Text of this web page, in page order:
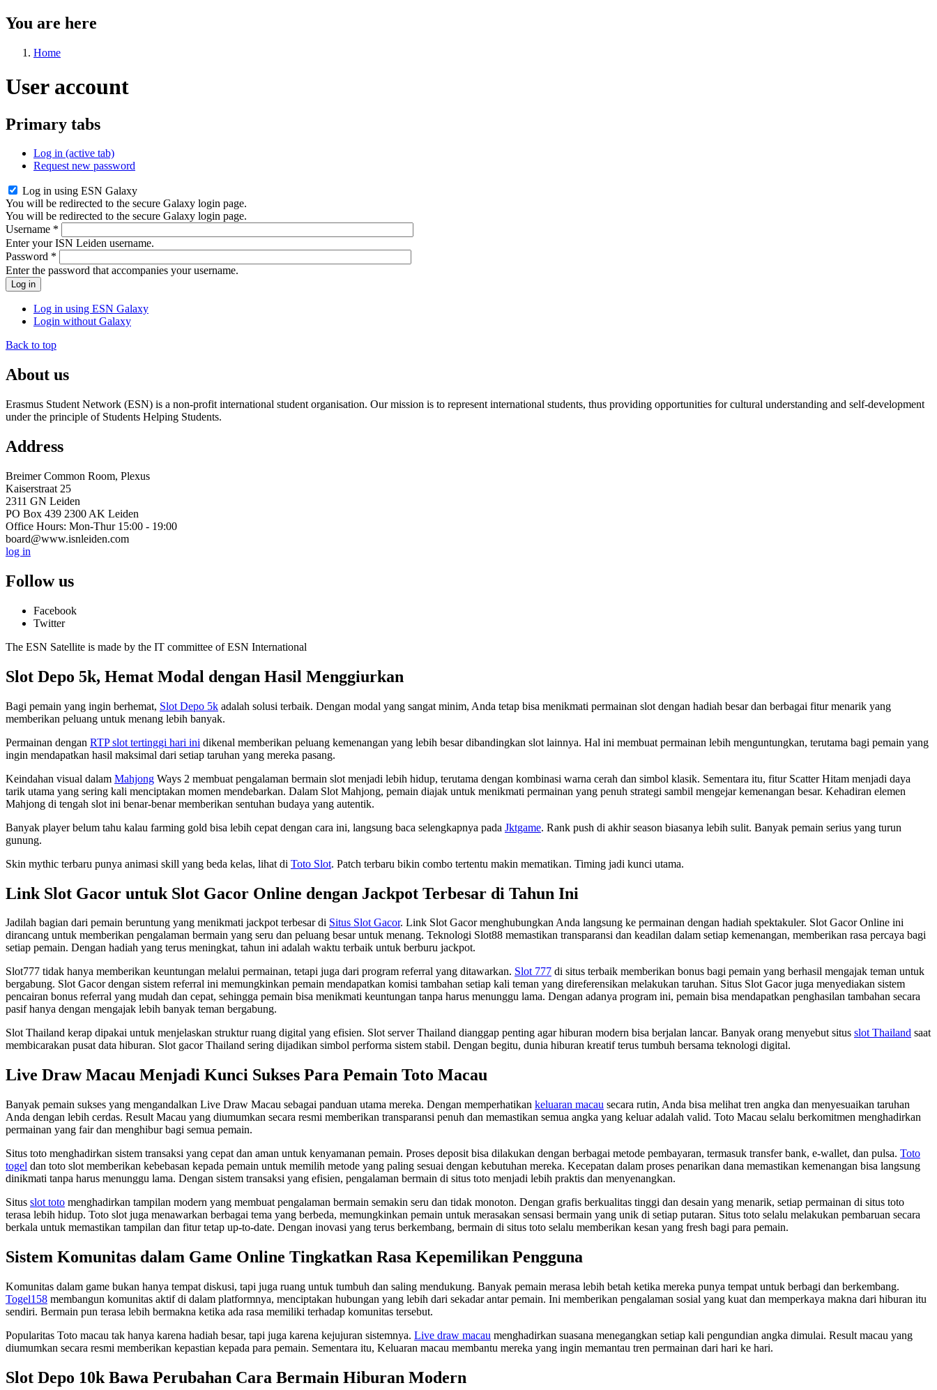
You are here
Home
User account
Primary tabs
Log in (active tab)
Request new password
Log in using ESN Galaxy
You will be redirected to the secure Galaxy login page.
You will be redirected to the secure Galaxy login page.
Username *
Enter your ISN Leiden username.
Password *
Enter the password that accompanies your username.
Log in using ESN Galaxy
Login without Galaxy
Back to top
About us
Erasmus Student Network (ESN) is a non-profit international student organisation. Our mission is to represent international students, thus providing opportunities for cultural understanding and self-development
under the principle of Students Helping Students.
Address
Breimer Common Room, Plexus
Kaiserstraat 25
2311 GN Leiden
PO Box 439 2300 AK Leiden
Office Hours: Mon-Thur 15:00 - 19:00
board@www.isnleiden.com
log in
Follow us
Facebook
Twitter
The ESN Satellite is made by the IT committee of ESN International
Slot Depo 5k, Hemat Modal dengan Hasil Menggiurkan
Bagi pemain yang ingin berhemat, Slot Depo 5k adalah solusi terbaik. Dengan modal yang sangat minim, Anda tetap bisa menikmati permainan slot dengan hadiah besar dan berbagai fitur menarik yang
memberikan peluang untuk menang lebih banyak.
Permainan dengan RTP slot tertinggi hari ini dikenal memberikan peluang kemenangan yang lebih besar dibandingkan slot lainnya. Hal ini membuat permainan lebih menguntungkan, terutama bagi pemain yang
ingin mendapatkan hasil maksimal dari setiap taruhan yang mereka pasang.
Keindahan visual dalam Mahjong Ways 2 membuat pengalaman bermain slot menjadi lebih hidup, terutama dengan kombinasi warna cerah dan simbol klasik. Sementara itu, fitur Scatter Hitam menjadi daya
tarik utama yang sering kali menciptakan momen mendebarkan. Dalam Slot Mahjong, pemain diajak untuk menikmati permainan yang penuh strategi sambil mengejar kemenangan besar. Kehadiran elemen
Mahjong di tengah slot ini benar-benar memberikan sentuhan budaya yang autentik.
Banyak player belum tahu kalau farming gold bisa lebih cepat dengan cara ini, langsung baca selengkapnya pada Jktgame. Rank push di akhir season biasanya lebih sulit. Banyak pemain serius yang turun
gunung.
Skin mythic terbaru punya animasi skill yang beda kelas, lihat di Toto Slot. Patch terbaru bikin combo tertentu makin mematikan. Timing jadi kunci utama.
Link Slot Gacor untuk Slot Gacor Online dengan Jackpot Terbesar di Tahun Ini
Jadilah bagian dari pemain beruntung yang menikmati jackpot terbesar di Situs Slot Gacor. Link Slot Gacor menghubungkan Anda langsung ke permainan dengan hadiah spektakuler. Slot Gacor Online ini
dirancang untuk memberikan pengalaman bermain yang seru dan peluang besar untuk menang. Teknologi Slot88 memastikan transparansi dan keadilan dalam setiap kemenangan, memberikan rasa percaya bagi
setiap pemain. Dengan hadiah yang terus meningkat, tahun ini adalah waktu terbaik untuk berburu jackpot.
Slot777 tidak hanya memberikan keuntungan melalui permainan, tetapi juga dari program referral yang ditawarkan. Slot 777 di situs terbaik memberikan bonus bagi pemain yang berhasil mengajak teman untuk
bergabung. Slot Gacor dengan sistem referral ini memungkinkan pemain mendapatkan komisi tambahan setiap kali teman yang direferensikan melakukan taruhan. Situs Slot Gacor juga menyediakan sistem
pencairan bonus referral yang mudah dan cepat, sehingga pemain bisa menikmati keuntungan tanpa harus menunggu lama. Dengan adanya program ini, pemain bisa mendapatkan penghasilan tambahan secara
pasif hanya dengan mengajak lebih banyak teman bergabung.
Slot Thailand kerap dipakai untuk menjelaskan struktur ruang digital yang efisien. Slot server Thailand dianggap penting agar hiburan modern bisa berjalan lancar. Banyak orang menyebut situs slot Thailand saat
membicarakan pusat data hiburan. Slot gacor Thailand sering dijadikan simbol performa sistem stabil. Dengan begitu, dunia hiburan kreatif terus tumbuh bersama teknologi digital.
Live Draw Macau Menjadi Kunci Sukses Para Pemain Toto Macau
Banyak pemain sukses yang mengandalkan Live Draw Macau sebagai panduan utama mereka. Dengan memperhatikan keluaran macau secara rutin, Anda bisa melihat tren angka dan menyesuaikan taruhan
Anda dengan lebih cerdas. Result Macau yang diumumkan secara resmi memberikan transparansi penuh dan memastikan semua angka yang keluar adalah valid. Toto Macau selalu berkomitmen menghadirkan
permainan yang fair dan menghibur bagi semua pemain.
Situs toto menghadirkan sistem transaksi yang cepat dan aman untuk kenyamanan pemain. Proses deposit bisa dilakukan dengan berbagai metode pembayaran, termasuk transfer bank, e-wallet, dan pulsa. Toto
togel dan toto slot memberikan kebebasan kepada pemain untuk memilih metode yang paling sesuai dengan kebutuhan mereka. Kecepatan dalam proses penarikan dana memastikan kemenangan bisa langsung
dinikmati tanpa harus menunggu lama. Dengan sistem transaksi yang efisien, pengalaman bermain di situs toto menjadi lebih praktis dan menyenangkan.
Situs slot toto menghadirkan tampilan modern yang membuat pengalaman bermain semakin seru dan tidak monoton. Dengan grafis berkualitas tinggi dan desain yang menarik, setiap permainan di situs toto
terasa lebih hidup. Toto slot juga menawarkan berbagai tema yang berbeda, memungkinkan pemain untuk merasakan sensasi bermain yang unik di setiap putaran. Situs toto selalu melakukan pembaruan secara
berkala untuk memastikan tampilan dan fitur tetap up-to-date. Dengan inovasi yang terus berkembang, bermain di situs toto selalu memberikan kesan yang fresh bagi para pemain.
Sistem Komunitas dalam Game Online Tingkatkan Rasa Kepemilikan Pengguna
Komunitas dalam game bukan hanya tempat diskusi, tapi juga ruang untuk tumbuh dan saling mendukung. Banyak pemain merasa lebih betah ketika mereka punya tempat untuk berbagi dan berkembang.
Togel158 membangun komunitas aktif di dalam platformnya, menciptakan hubungan yang lebih dari sekadar antar pemain. Ini memberikan pengalaman sosial yang kuat dan memperkaya makna dari hiburan itu
sendiri. Bermain pun terasa lebih bermakna ketika ada rasa memiliki terhadap komunitas tersebut.
Popularitas Toto macau tak hanya karena hadiah besar, tapi juga karena kejujuran sistemnya. Live draw macau menghadirkan suasana menegangkan setiap kali pengundian angka dimulai. Result macau yang
diumumkan secara resmi memberikan kepastian kepada para pemain. Sementara itu, Keluaran macau membantu mereka yang ingin memantau tren permainan dari hari ke hari.
Slot Depo 10k Bawa Perubahan Cara Bermain Hiburan Modern